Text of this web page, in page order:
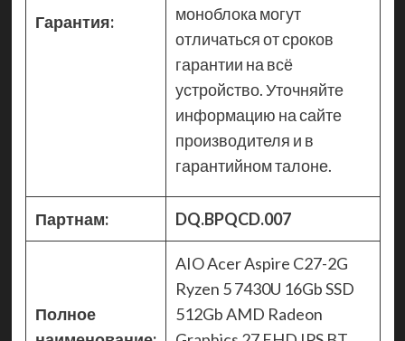
Гарантия:
моноблока могут
отличаться от сроков
гарантии на всё
устройство. Уточняйте
информацию на сайте
производителя и в
гарантийном талоне.
Партнам: DQ.BPQCD.007
Полное
AIO Acer Aspire C27-2G
Ryzen 5 7430U 16Gb SSD
512Gb AMD Radeon